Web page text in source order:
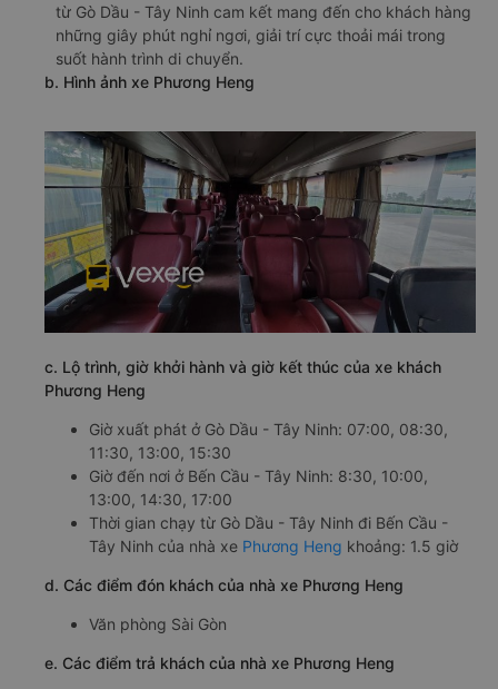
từ Gò Dầu - Tây Ninh cam kết mang đến cho khách hàng
những giây phút nghỉ ngơi, giải trí cực thoải mái trong
suốt hành trình di chuyển.
b. Hình ảnh xe Phương Heng
c. Lộ trình, giờ khởi hành và giờ kết thúc của xe khách
Phương Heng
Giờ xuất phát ở Gò Dầu - Tây Ninh: 07:00, 08:30,
11:30, 13:00, 15:30
Giờ đến nơi ở Bến Cầu - Tây Ninh: 8:30, 10:00,
13:00, 14:30, 17:00
Thời gian chạy từ Gò Dầu - Tây Ninh đi Bến Cầu -
Tây Ninh của nhà xe Phương Heng khoảng: 1.5 giờ
d. Các điểm đón khách của nhà xe Phương Heng
Văn phòng Sài Gòn
e. Các điểm trả khách của nhà xe Phương Heng